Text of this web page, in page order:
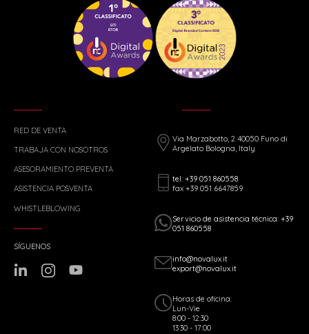
RED DE VENTA
TRABAJA CON NOSOTROS
ASESORAMIENTO PREVENTA
ASISTENCIA POSVENTA
WHISTLEBLOWING
Via Marzabotto, 2 40050 Funo di
Argelato Bologna, Italy
tel: +39 051 860558
fax +39 051 6647859
Servicio de asistencia técnica: +39
051 860558
info@novalux.it
export@novalux.it
Horas de oficina:
Lun-Vie
8:00 - 12:30
13:30 - 17:00
SÍGUENOS